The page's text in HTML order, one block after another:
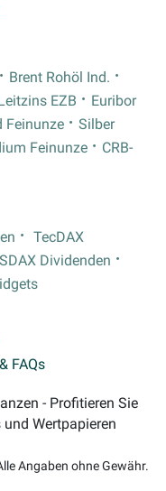
Brent Rohöl Ind.
EZB
Euribor
Feinunze
Silber
Feinunze
CRB-
TecDAX
SDAX Dividenden
FAQs
- Profitieren Sie
Wertpapieren
Angaben ohne Gewähr.